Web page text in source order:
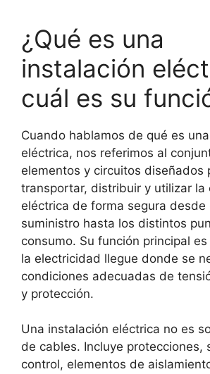
¿Qué es una
instalación
cuál es su
Cuando hablamos de qué es
eléctrica, nos referimos al
elementos y circuitos diseñados
transportar, distribuir y utilizar la
eléctrica de forma segura desde
suministro hasta los distintos
consumo. Su función principal
la electricidad llegue donde se
condiciones adecuadas de
y protección.
Una instalación eléctrica no es
de cables. Incluye protecciones,
control, elementos de